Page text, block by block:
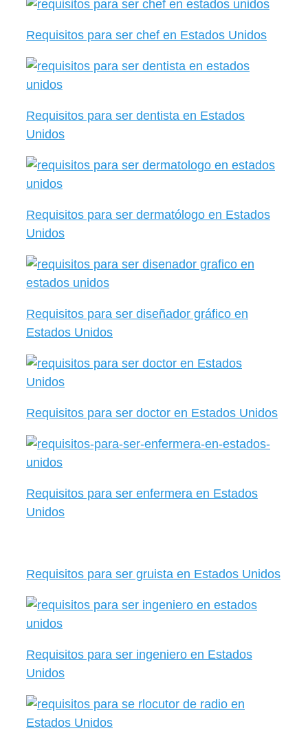
Requisitos para ser chef en Estados Unidos
Requisitos para ser dentista en Estados
Unidos
Requisitos para ser dermatólogo en Estados
Unidos
Requisitos para ser diseñador gráfico en
Estados Unidos
Requisitos para ser doctor en Estados Unidos
Requisitos para ser enfermera en Estados
Unidos
Requisitos para ser gruista en Estados Unidos
Requisitos para ser ingeniero en Estados
Unidos